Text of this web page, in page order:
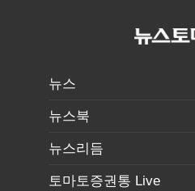
뉴스
뉴스북
뉴스리듬
토마토증권통 Live